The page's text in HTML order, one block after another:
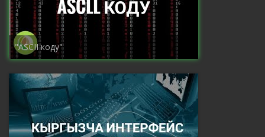
"ASCII коду"